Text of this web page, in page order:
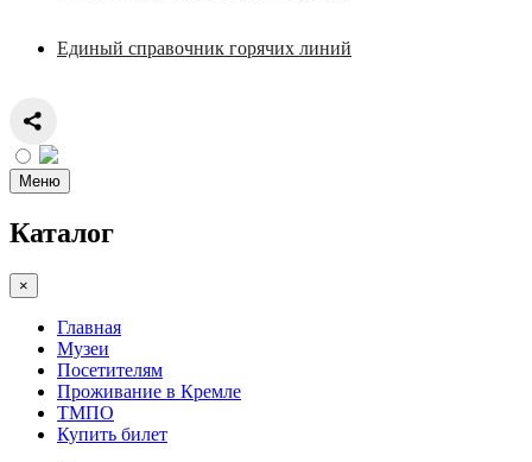
Единый справочник горячих линий
Меню
Каталог
×
Главная
Музеи
Посетителям
Проживание в Кремле
ТМПО
Купить билет